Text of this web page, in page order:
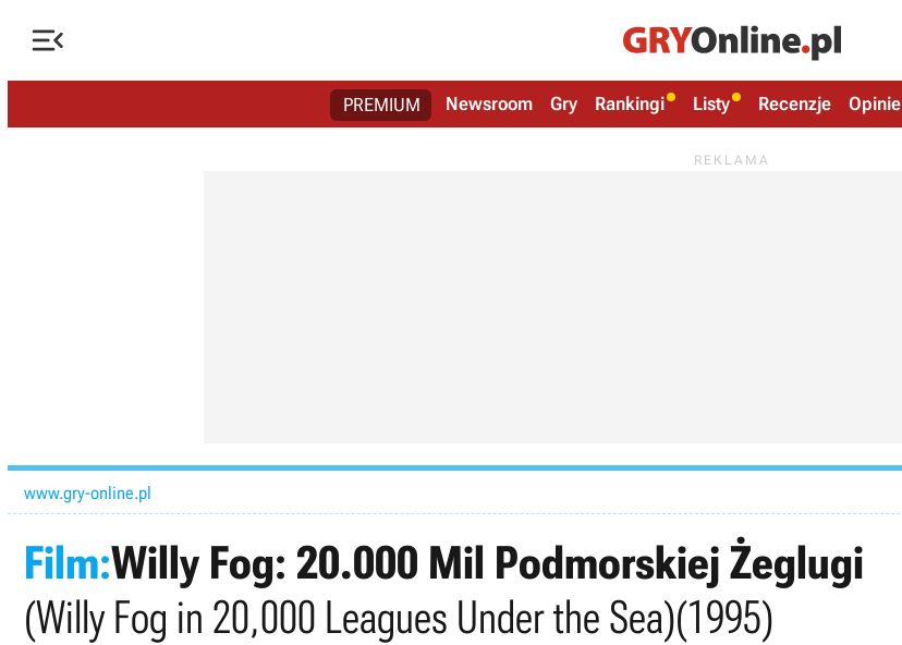

PREMIUM Newsroom Gry Rankingi Listy Recenzje Opinie
www.gry-online.pl
Film:Willy Fog: 20.000 Mil Podmorskiej Żeglugi
(Willy Fog in 20,000 Leagues Under the Sea)(1995)